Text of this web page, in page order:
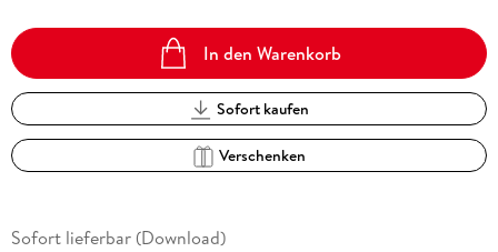
In den Warenkorb
Sofort kaufen
Verschenken
Sofort lieferbar (Download)